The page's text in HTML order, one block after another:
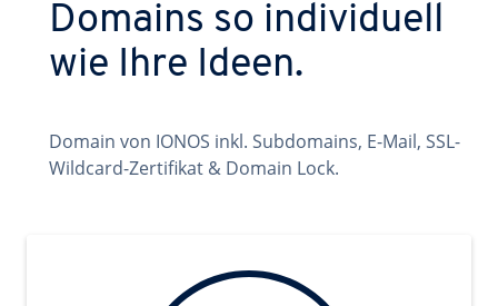
Domains so individuell
wie Ihre Ideen.
Domain von IONOS inkl. Subdomains, E-Mail, SSL-
Wildcard-Zertifikat & Domain Lock.